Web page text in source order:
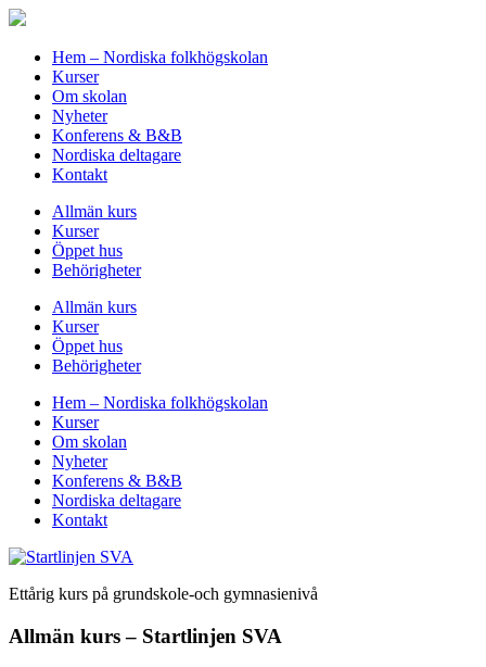
Hem – Nordiska folkhögskolan
Kurser
Om skolan
Nyheter
Konferens & B&B
Nordiska deltagare
Kontakt
Allmän kurs
Kurser
Öppet hus
Behörigheter
Allmän kurs
Kurser
Öppet hus
Behörigheter
Hem – Nordiska folkhögskolan
Kurser
Om skolan
Nyheter
Konferens & B&B
Nordiska deltagare
Kontakt
Ettårig kurs på grundskole-och gymnasienivå
Allmän kurs – Startlinjen SVA